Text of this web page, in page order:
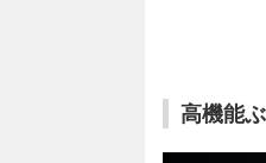
高機能